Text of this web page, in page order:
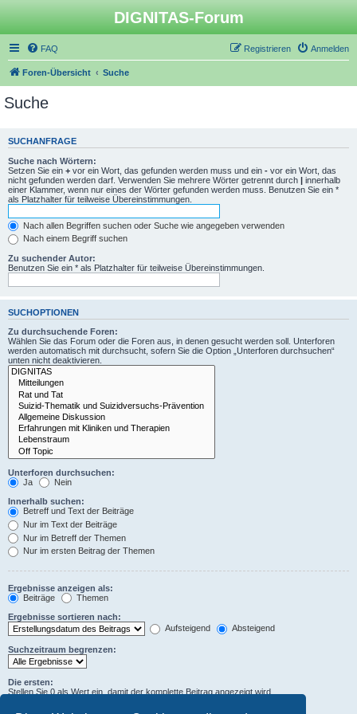
DIGNITAS-Forum
FAQ Anmelden
Registrieren
Foren-Übersicht Suche
Suche
SUCHANFRAGE
Suche nach Wörtern:
Setzen Sie ein + vor ein Wort, das gefunden werden muss und ein - vor ein Wort, das
nicht gefunden werden darf. Verwenden Sie mehrere Wörter getrennt durch | innerhalb
einer Klammer, wenn nur eines der Wörter gefunden werden muss. Benutzen Sie ein *
als Platzhalter für teilweise Übereinstimmungen.
Nach allen Begriffen suchen oder Suche wie angegeben verwenden
Nach einem Begriff suchen
Zu suchender Autor:
Benutzen Sie ein * als Platzhalter für teilweise Übereinstimmungen.
SUCHOPTIONEN
Zu durchsuchende Foren:
Wählen Sie das Forum oder die Foren aus, in denen gesucht werden soll. Unterforen
werden automatisch mit durchsucht, sofern Sie die Option „Unterforen durchsuchen“
unten nicht deaktivieren.
Unterforen durchsuchen:
Ja
Nein
Innerhalb suchen:
Betreff und Text der Beiträge
Nur im Text der Beiträge
Nur im Betreff der Themen
Nur im ersten Beitrag der Themen
Ergebnisse anzeigen als:
Beiträge
Themen
Ergebnisse sortieren nach:
Aufsteigend
Absteigend
Suchzeitraum begrenzen:
Die ersten:
Stellen Sie 0 als Wert ein, damit der komplette Beitrag angezeigt wird.